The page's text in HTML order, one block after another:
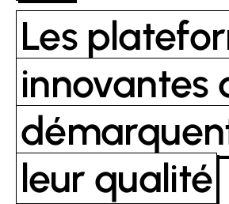
in
Les
innovantes
leur qualité